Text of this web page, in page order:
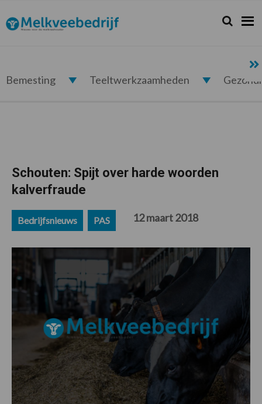
de
hoofdnavigatie
de
hoofd
de
eerste
de
voettekst
Melkveebedrijf.nl Zoeken...
Zoek
Bemesting Teeltwerkzaamheden
Schouten: Spijt over harde woorden
kalverfraude
Bedrijfsnieuws PAS 12 maart 2018